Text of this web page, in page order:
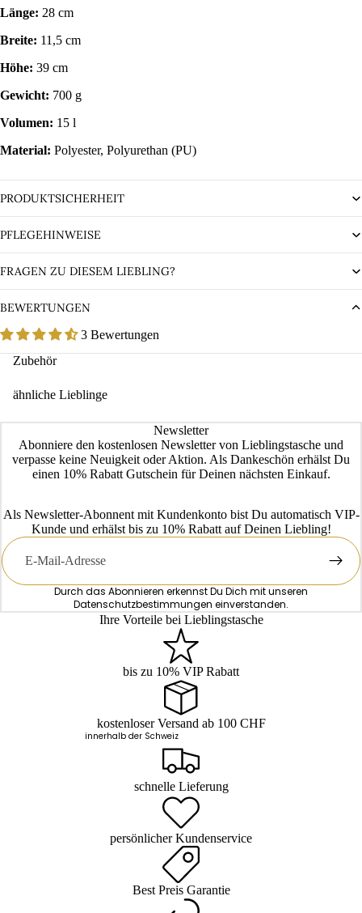
Länge: 28 cm
Breite: 11,5 cm
Höhe: 39 cm
Gewicht: 700 g
Volumen: 15 l
Material: Polyester, Polyurethan (PU)
PRODUKTSICHERHEIT
PFLEGEHINWEISE
FRAGEN ZU DIESEM LIEBLING?
BEWERTUNGEN
3 Bewertungen
Zubehör
ähnliche Lieblinge
Newsletter
Abonniere den kostenlosen Newsletter von Lieblingstasche und
verpasse keine Neuigkeit oder Aktion. Als Dankeschön erhälst Du
einen 10% Rabatt Gutschein für Deinen nächsten Einkauf.
Als Newsletter-Abonnent mit Kundenkonto bist Du automatisch VIP-
Kunde und erhälst bis zu 10% Rabatt auf Deinen Liebling!
E-
Mail
Durch das Abonnieren erkennst Du Dich mit unseren
Datenschutzbestimmungen einverstanden.
Ihre Vorteile bei Lieblingstasche
bis zu 10% VIP Rabatt
kostenloser Versand ab 100 CHF
innerhalb der Schweiz
schnelle Lieferung
persönlicher Kundenservice
Best Preis Garantie